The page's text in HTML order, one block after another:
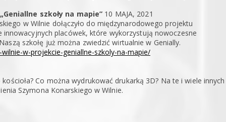
szkoły na mapie” 10 MAJA, 2021
w Wilnie dołączyło do międzynarodowego projektu
innowacyjnych placówek, które wykorzystują nowoczesne
szkołę już można zwiedzić wirtualnie w Genially.
w-projekcie-geniallne-szkoly-na-mapie/
Co można wydrukować drukarką 3D? Na te i wiele innych
Szymona Konarskiego w Wilnie.